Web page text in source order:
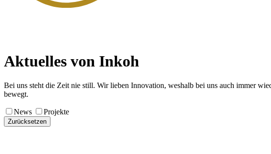
Aktuelles von Inkoh
Bei uns steht die Zeit nie still. Wir lieben Innovation, weshalb bei uns auch immer
bewegt.
News Projekte
Zurücksetzen